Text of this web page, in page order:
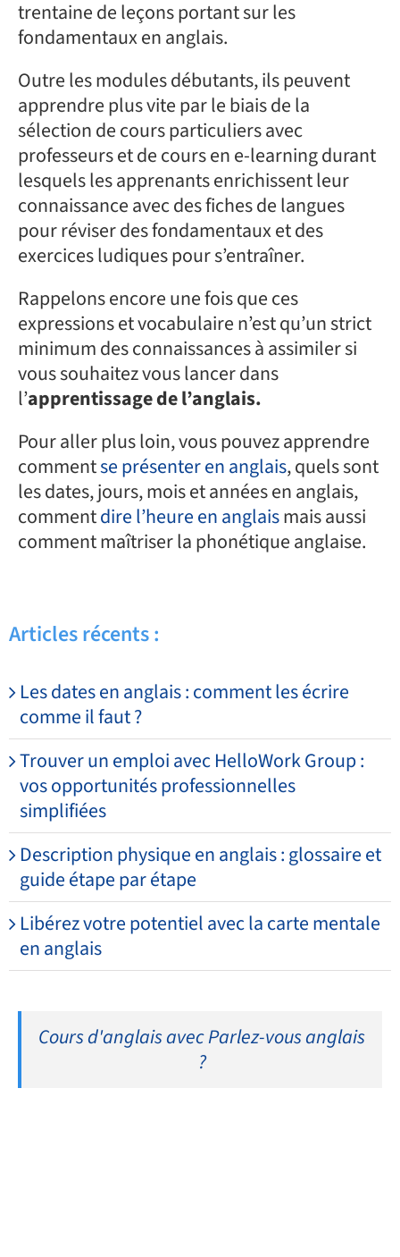
trentaine de leçons portant sur les
fondamentaux en anglais.
Outre les modules débutants, ils peuvent
apprendre plus vite par le biais de la
sélection de cours particuliers avec
professeurs et de cours en e-learning durant
lesquels les apprenants enrichissent leur
connaissance avec des fiches de langues
pour réviser des fondamentaux et des
exercices ludiques pour s’entraîner.
Rappelons encore une fois que ces
expressions et vocabulaire n’est qu’un strict
minimum des connaissances à assimiler si
vous souhaitez vous lancer dans
l’apprentissage de l’anglais.
Pour aller plus loin, vous pouvez apprendre
commentse présenter en anglais, quels sont
les dates, jours, mois et années en anglais,
commentdire l’heure en anglaismais aussi
comment maîtriser la phonétique anglaise.
Articles récents :
Les dates en anglais : comment les écrire
comme il faut ?
Trouver un emploi avec HelloWork Group :
vos opportunités professionnelles
simplifiées
Description physique en anglais : glossaire et
guide étape par étape
Libérez votre potentiel avec la carte mentale
en anglais
Cours d'anglais avec Parlez-vous anglais
?